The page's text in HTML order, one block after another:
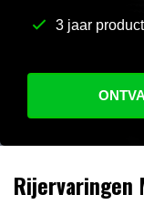
Rijervaringen
3 jaar